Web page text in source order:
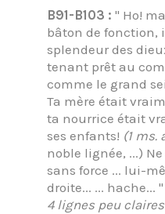
B91-B103 : " Ho!
bâton de fonction,
splendeur des
tenant prêt au
comme le grand
Ta mère était
ta nourrice était
ses enfants! (1 ms.
noble lignée, ...)
sans force ... lui-
droite... ... hache... "
4 lignes peu claires